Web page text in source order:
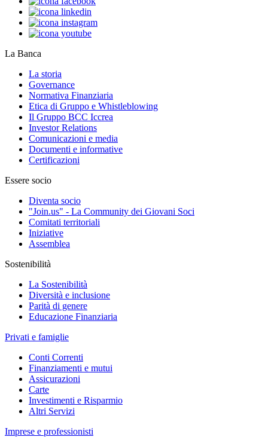
La Banca
La storia
Governance
Normativa Finanziaria
Etica di Gruppo e Whistleblowing
Il Gruppo BCC Iccrea
Investor Relations
Comunicazioni e media
Documenti e informative
Certificazioni
Essere socio
Diventa socio
"Join.us" - La Community dei Giovani Soci
Comitati territoriali
Iniziative
Assemblea
Sostenibilità
La Sostenibilità
Diversità e inclusione
Parità di genere
Educazione Finanziaria
Privati e famiglie
Conti Correnti
Finanziamenti e mutui
Assicurazioni
Carte
Investimenti e Risparmio
Altri Servizi
Imprese e professionisti